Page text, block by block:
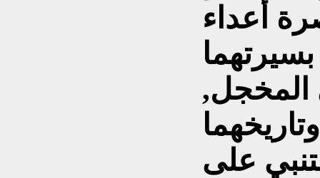
أعداء
المخجل,
على